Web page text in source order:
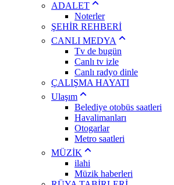
ADALET
Noterler
ŞEHİR REHBERİ
CANLI MEDYA
Tv de bugün
Canlı tv izle
Canlı radyo dinle
ÇALIŞMA HAYATI
Ulaşım
Belediye otobüs saatleri
Havalimanları
Otogarlar
Metro saatleri
MÜZİK
ilahi
Müzik haberleri